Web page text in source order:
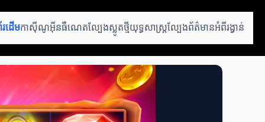
ដើមកាស៊ីណូអ៊ីនធឺណេតល្បែងស្លូតថ្មីយុទ្ធសាស្ត្រល្បែងព័ត៌មានអំពីរង្វាន់